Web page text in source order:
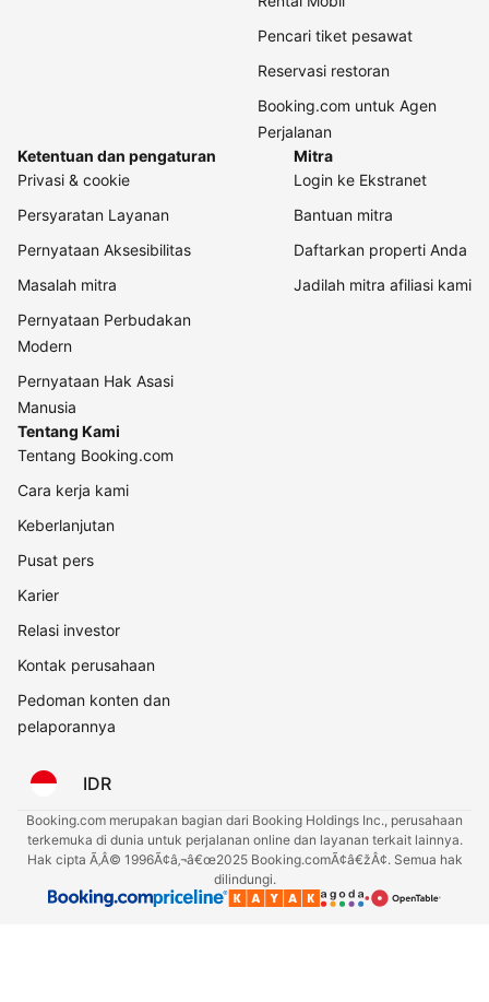
Pencari tiket pesawat
Reservasi restoran
Booking.com untuk Agen
Perjalanan
Ketentuan dan pengaturan
Privasi & cookie
Persyaratan Layanan
Pernyataan Aksesibilitas
Masalah mitra
Pernyataan Perbudakan
Modern
Pernyataan Hak Asasi
Manusia
Mitra
Login ke Ekstranet
Bantuan mitra
Daftarkan properti Anda
Jadilah mitra afiliasi kami
Tentang Kami
Tentang Booking.com
Cara kerja kami
Keberlanjutan
Pusat pers
Karier
Relasi investor
Kontak perusahaan
Pedoman konten dan
pelaporannya
IDR
Booking.com merupakan bagian dari Booking Holdings Inc., perusahaan
terkemuka di dunia untuk perjalanan online dan layanan terkait lainnya.
Hak cipta Ã‚Â© 1996Ã¢â‚¬â€œ2025 Booking.comÃ¢â€žÂ¢. Semua hak
dilindungi.